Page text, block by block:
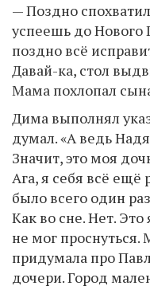
— Поздно
успеешь до Нового
поздно всё
Давай-ка, стол
Мама похлопал
Дима выполнял
думал. «А ведь
Значит, это моя
Ага, я себя всё ещё
было всего один
Как во сне. Нет.
не мог проснуться.
придумала про
дочери. Город